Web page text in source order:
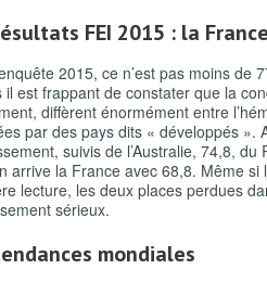
FEI 2015 : la
2015, ce n’est pas moins
il est frappant de constater que la
diffèrent énormément entre
par des pays dits « développés ».
suivis de l’Australie, 74,8,
arrive la France avec 68,8. Même
lecture, les deux places perdues
sérieux.
mondiales